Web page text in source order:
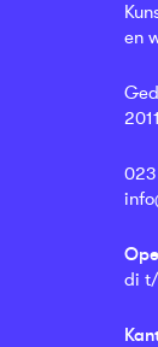
en
di t/